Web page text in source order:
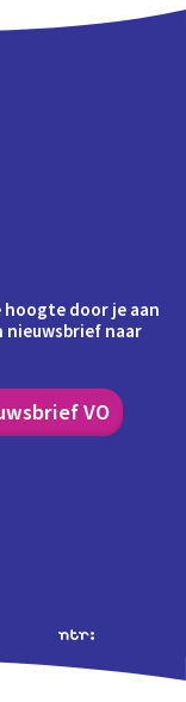
door je aan
nieuwsbrief naar
VO